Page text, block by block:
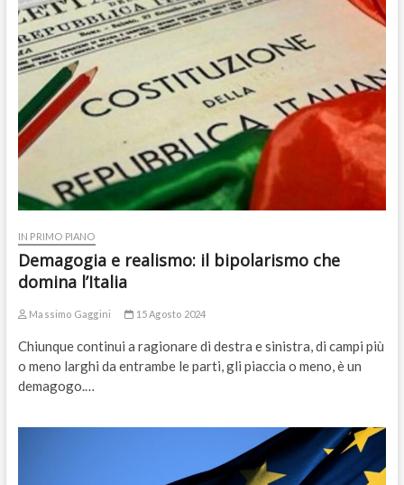
IN PRIMO PIANO
Demagogia e realismo: il bipolarismo che
domina l’Italia
Massimo Gaggini 15 Agosto 2024
Chiunque continui a ragionare di destra e sinistra, di campi più
o meno larghi da entrambe le parti, gli piaccia o meno, è un
demagogo.…